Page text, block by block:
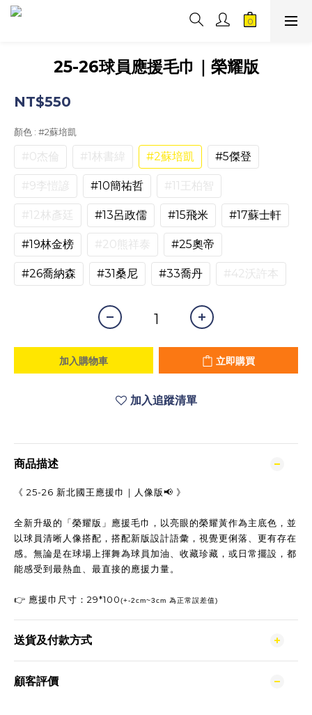
25-26球員應援毛巾｜榮耀版
NT$550
顏色 : #2蘇培凱
#0杰倫 #1林書緯 #2蘇培凱 #5傑登
#9李愷諺 #10簡祐哲 #11王柏智
#12林彥廷 #13呂政儒 #15飛米 #17蘇士軒
#19林金榜 #20熊祥泰 #25奧帝
#26喬納森 #31桑尼 #33喬丹 #42沃許本
加入購物車 立即購買
加入追蹤清單
商品描述
《 25-26 新北國王應援巾｜人像版📢 》
全新升級的「榮耀版」應援毛巾，以亮眼的榮耀黃作為主底色，並
以球員清晰人像搭配，搭配新版設計語彙，視覺更俐落、更有存在
感。無論是在球場上揮舞為球員加油、收藏珍藏，或日常擺設，都
能感受到最熱血、最直接的應援力量。
👉 應援巾尺寸：29*100(+-2cm~3cm 為正常誤差值)
送貨及付款方式
顧客評價